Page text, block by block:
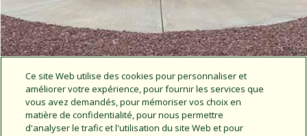
Ce site Web utilise des cookies pour personnaliser et
améliorer votre expérience, pour fournir les services que
vous avez demandés, pour mémoriser vos choix en
matière de confidentialité, pour nous permettre
d'analyser le trafic et l'utilisation du site Web et pour